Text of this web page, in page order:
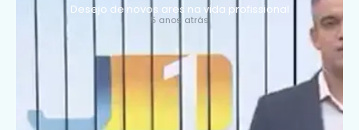
Desejo de novos ares na vida profissional
5 anos atrás